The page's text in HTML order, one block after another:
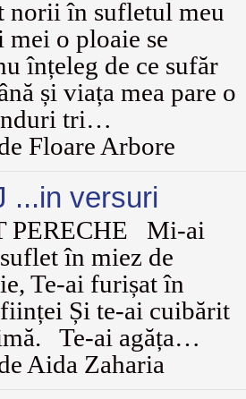
norii în sufletul meu
o ploaie se
înțeleg de ce sufăr
și viața mea pare o
tri…
Floare Arbore
...in versuri
PERECHE Mi-ai
în miez de
Te-ai furișat în
Și te-ai cuibărit
Te-ai agăța…
Aida Zaharia